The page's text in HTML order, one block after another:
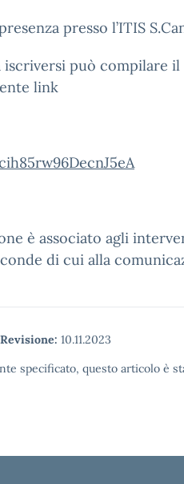
presso l’ITIS
iscriversi può compilare il
link
è associato agli
di cui alla
Revisione: 10.11.2023
specificato, questo articolo è